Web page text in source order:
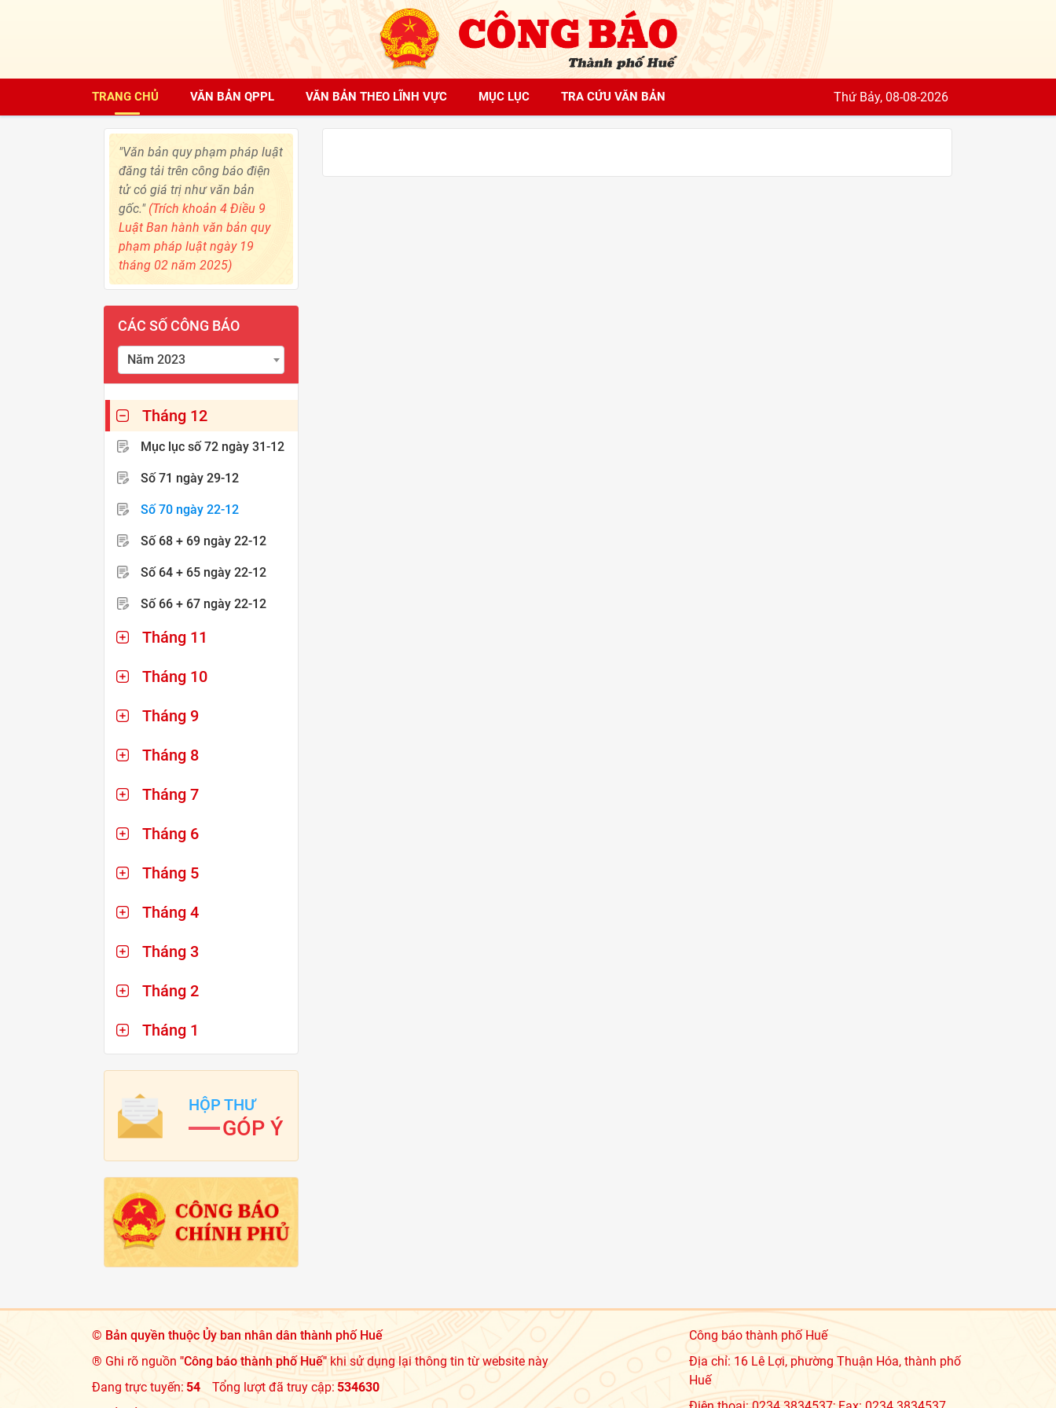
Thứ Bảy, 08-08-2026
TRANG CHỦ VĂN BẢN QPPL VĂN BẢN THEO LĨNH VỰC MỤC LỤC TRA CỨU VĂN BẢN
"Văn bản quy phạm pháp luật
đăng tải trên công báo điện
tử có giá trị như văn bản
gốc." (Trích khoản 4 Điều 9
Luật Ban hành văn bản quy
phạm pháp luật ngày 19
tháng 02 năm 2025)
CÁC SỐ CÔNG BÁO
Năm 2023
Tháng 12
Mục lục số 72 ngày 31-12
Số 71 ngày 29-12
Số 70 ngày 22-12
Số 68 + 69 ngày 22-12
Số 64 + 65 ngày 22-12
Số 66 + 67 ngày 22-12
Tháng 11
Tháng 10
Tháng 9
Tháng 8
Tháng 7
Tháng 6
Tháng 5
Tháng 4
Tháng 3
Tháng 2
Tháng 1
HỘP THƯ
GÓP Ý
© Bản quyền thuộc Ủy ban nhân dân thành phố Huế
® Ghi rõ nguồn "Công báo thành phố Huế"khi sử dụng lại thông tin từ website này
Đang trực tuyến: 54 Tổng lượt đã truy cập: 534630
Công báo thành phố Huế
Địa chỉ: 16 Lê Lợi, phường Thuận Hóa, thành phố
Huế